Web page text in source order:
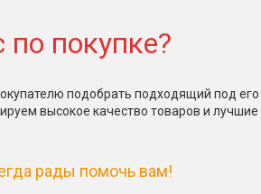
по покупке?
подобрать подходящий под его
высокое качество товаров и
рады помочь вам!